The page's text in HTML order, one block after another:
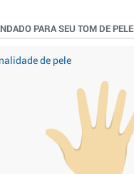
PARA SEU TOM DE PELE
de pele